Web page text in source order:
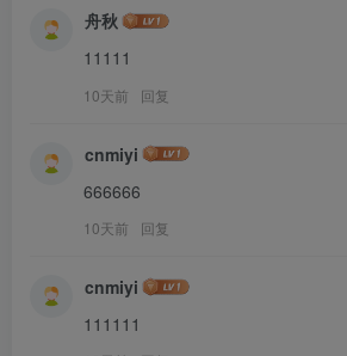
舟秋
11111
10天前 回复
cnmiyi
666666
10天前 回复
cnmiyi
111111